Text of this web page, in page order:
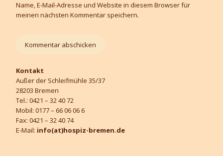
Name, E-Mail-Adresse und Website in diesem Browser für
meinen nächsten Kommentar speichern.
Kontakt
Außer der Schleifmühle 35/37
28203 Bremen
Tel.: 0421 – 32 40 72
Mobil: 0177 – 66 06 06 6
Fax: 0421 – 32 40 74
E-Mail: info(at)hospiz-bremen.de